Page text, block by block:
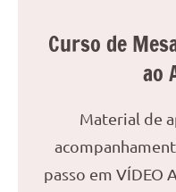
focado
práticas
Curso de
ao
Material de
passo em VÍDEO